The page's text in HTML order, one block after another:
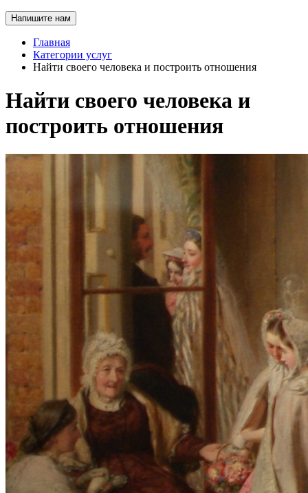
Напишите нам
Главная
Категории услуг
Найти своего человека и построить отношения
Найти своего человека и
построить отношения